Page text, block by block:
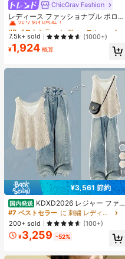
ChicGrav Fashion
レディース ファッショナブル ポロカ
ラー ラグラン 半袖 ニットTシャツ
軽量 万能カーディガントップ 春夏向
け エステティック 秋
#3 ベストセラー
レディースカーディガン
売り切れ間近！
#3 ベストセラー
売り切れ間近！
#3 ベストセラー
売り切れ間近！
#3 ベストセラー
7.5k+ sold (1000+)
¥1,924 概算
11
¥3,561 節約
国内発送 KDXD2026 レジャー ファッ
ション ロングサイズ 夏服 女性 ワイ
ルドスタイル ボア付きトップス ワイ
ルドスタイル ロングスカート 3点セ
ット UVカット 軽量 通気性 袖付き
ヒップカバー効果 通気性抜群 サイズ
#7 ベストセラー
に 刺繍 レディースコーデ
200+ sold
(100+)
¥3,259 -52%